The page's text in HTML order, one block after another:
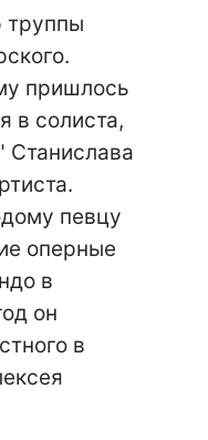
труппы
пришлось
в солиста,
Станислава
певцу
оперные
в
он
в